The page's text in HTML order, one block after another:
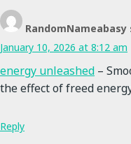
RandomNameabasy
January 10, 2026 at 8:12 am
energy unleashed –
the effect of freed
Reply